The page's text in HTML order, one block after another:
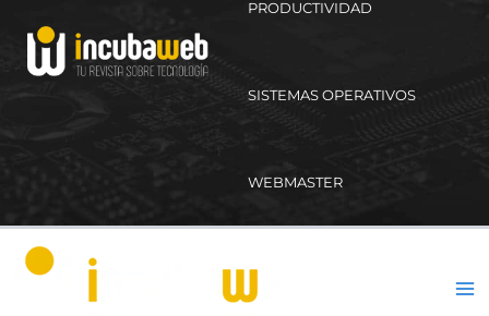
PRODUCTIVIDAD
SISTEMAS OPERATIVOS
WEBMASTER